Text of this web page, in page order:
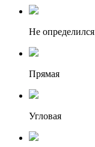
Не определился
Прямая
Угловая